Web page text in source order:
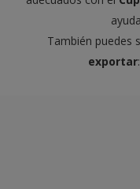
También puedes
exportar